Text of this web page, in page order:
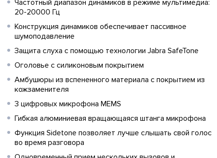
Частотный диапазон динамиков в режиме мультимедиа:
20-20000 Гц
Конструкция динамиков обеспечивает пассивное
шумоподавление
Защита слуха с помощью технологии Jabra SafeTone
Оголовье с силиконовым покрытием
Амбушюры из вспененного материала с покрытием из
кожзаменителя
3 цифровых микрофона MEMS
Гибкая алюминиевая вращающаяся штанга микрофона
Функция Sidetone позволяет лучше слышать свой голос
во время разговора